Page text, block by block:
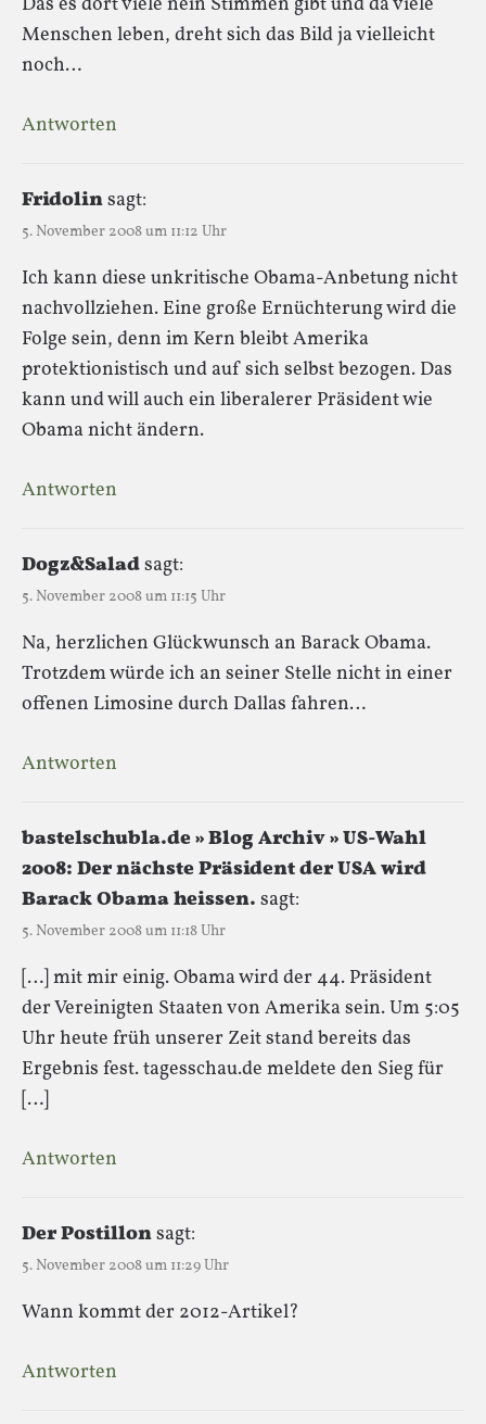
Menschen leben, dreht sich das Bild ja vielleicht
noch…
Antworten
Fridolinsagt:
5. November 2008 um 11:12 Uhr
Ich kann diese unkritische Obama-Anbetung nicht
nachvollziehen. Eine große Ernüchterung wird die
Folge sein, denn im Kern bleibt Amerika
protektionistisch und auf sich selbst bezogen. Das
kann und will auch ein liberalerer Präsident wie
Obama nicht ändern.
Antworten
Dogz&Saladsagt:
5. November 2008 um 11:15 Uhr
Na, herzlichen Glückwunsch an Barack Obama.
Trotzdem würde ich an seiner Stelle nicht in einer
offenen Limosine durch Dallas fahren…
Antworten
bastelschubla.de » Blog Archiv » US-Wahl
2008: Der nächste Präsident der USA wird
Barack Obama heissen. sagt:
5. November 2008 um 11:18 Uhr
[…] mit mir einig. Obama wird der 44. Präsident
der Vereinigten Staaten von Amerika sein. Um 5:05
Uhr heute früh unserer Zeit stand bereits das
Ergebnis fest. tagesschau.de meldete den Sieg für
[…]
Antworten
Der Postillonsagt:
5. November 2008 um 11:29 Uhr
Wann kommt der 2012-Artikel?
Antworten